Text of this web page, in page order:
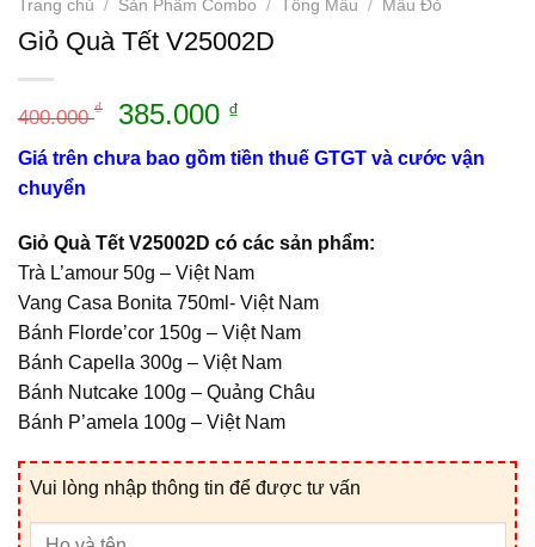
Trang chủ / Sản Phẩm Combo / Tông Mầu / Mầu Đỏ
Giỏ Quà Tết V25002D
400.000₫
Giá
là:
385.000 ₫
hiện
tại
385.000 ₫.
Giá trên chưa bao gồm tiền thuế GTGT và cước vận
chuyển
Giỏ Quà Tết V25002D có các sản phẩm:
Trà L’amour 50g – Việt Nam
Vang Casa Bonita 750ml- Việt Nam
Bánh Florde’cor 150g – Việt Nam
Bánh Capella 300g – Việt Nam
Bánh Nutcake 100g – Quảng Châu
Bánh P’amela 100g – Việt Nam
Vui lòng nhập thông tin để được tư vấn